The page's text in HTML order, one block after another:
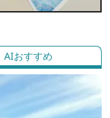
AIおすすめ